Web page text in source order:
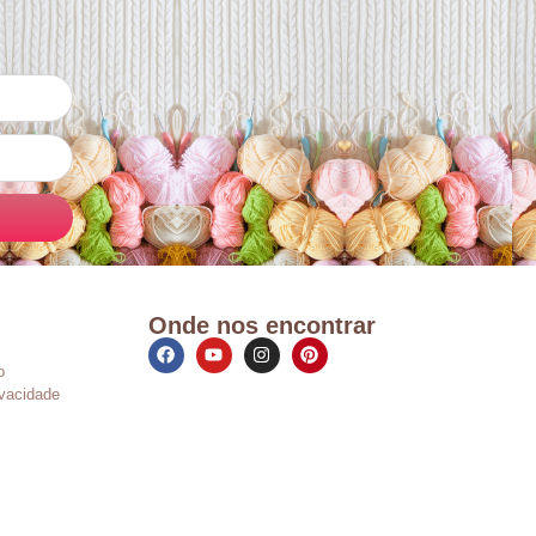
Onde nos encontrar